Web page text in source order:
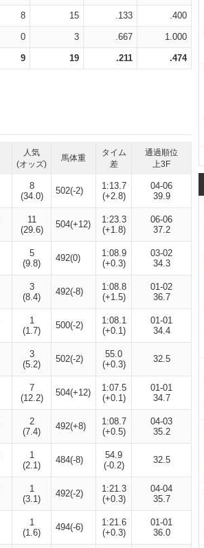
8 15 .133 .400
0 3 .667 1.000
9 19 .211 .474
人気
(オッズ)
馬体重
タイム
差
通過順位
上3F
8
(34.0)
502(-2)
1:13.7
(+2.8)
04-06
39.9
11
(29.6)
504(+12)
1:23.3
(+1.8)
06-06
37.2
5
(9.8)
492(0)
1:08.9
(+0.3)
03-02
34.3
3
(8.4)
492(-8)
1:08.8
(+1.5)
01-02
36.7
1
(1.7)
500(-2)
1:08.1
(+0.1)
01-01
34.4
3
(5.2)
502(-2)
55.0
(+0.3)
32.5
7
(12.2)
504(+12)
1:07.5
(+0.1)
01-01
34.7
2
(7.4)
492(+8)
1:08.7
(+0.5)
04-03
35.2
1
(2.1)
484(-8)
54.9
(-0.2)
32.5
1
(3.1)
492(-2)
1:21.3
(+0.3)
04-04
35.7
1
(1.6)
494(-6)
1:21.6
(+0.3)
01-01
36.0